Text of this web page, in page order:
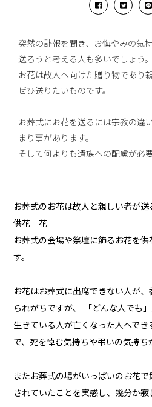
突然の訃報を聞き、お悔やみの気
送ろうと考える人も多いでしょう。
お花は故人へ向けた贈り物であり
ぜひ送りたいものです。
お葬式にお花を送るには宗教の違
まり事があります。
そして何よりも遺族への配慮が必要
お葬式のお花は故人と親しい者が送
供花 花
お葬式の会場や祭壇に飾るお花を
す。
お花はお葬式に出席できない人が
られがちですが、 「どんな人でも」
生きている人が亡くなった人へで
で、死を悼む気持ちや弔いの気持ち
またお葬式の場がいっぱいのお花
されていたことを実感し、幾分か寂